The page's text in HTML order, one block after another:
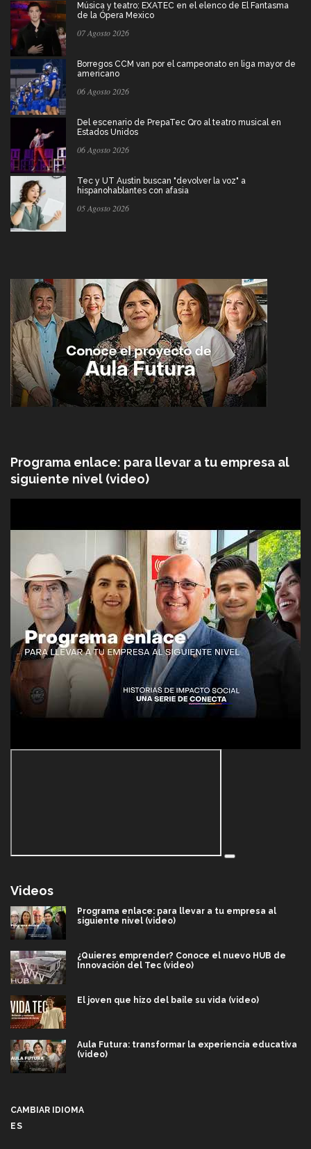
Música y teatro: EXATEC en el elenco de El Fantasma
de la Ópera Mexico
07 Agosto 2026
Borregos CCM van por el campeonato en liga mayor de
americano
06 Agosto 2026
Del escenario de PrepaTec Qro al teatro musical en
Estados Unidos
06 Agosto 2026
Tec y UT Austin buscan "devolver la voz" a
hispanohablantes con afasia
05 Agosto 2026
Programa enlace: para llevar a tu empresa al
siguiente nivel (video)
Videos
Programa enlace: para llevar a tu empresa al
siguiente nivel (video)
¿Quieres emprender? Conoce el nuevo HUB de
Innovación del Tec (video)
El joven que hizo del baile su vida (video)
Aula Futura: transformar la experiencia educativa
(video)
CAMBIAR IDIOMA
ES